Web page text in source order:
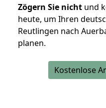
Zögern Sie nicht und
heute, um Ihren
Reutlingen nach
planen.
Kostenlose